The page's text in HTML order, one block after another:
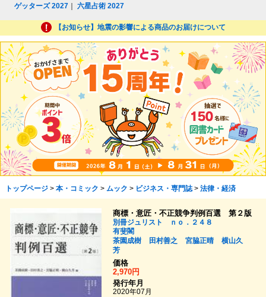
ゲッターズ 2027 ｜六星占術 2027
【お知らせ】地震の影響による商品のお届けについて
トップページ> 本・コミック > ムック > ビジネス・専門誌> 法律・経済
商標・意匠・不正競争判例百選 第２版
別冊ジュリスト ｎｏ．２４８
有斐閣
茶園成樹
田村善之 宮脇正晴
横山久
芳
価格
2,970円
発行年月
2020年07月